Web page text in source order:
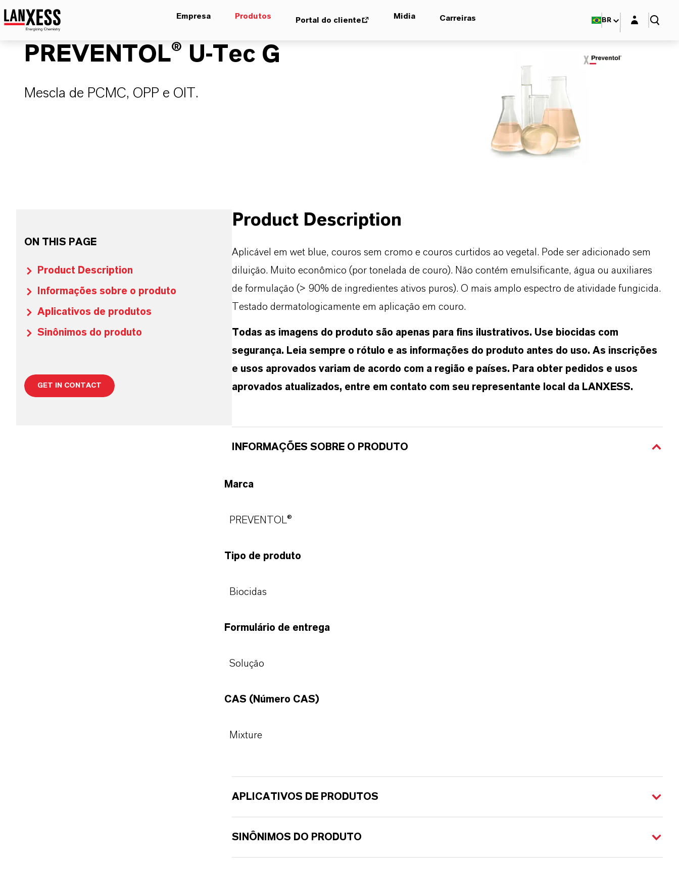
Empresa Produtos Portal do cliente Midia Carreiras BR Login layer
PREVENTOL® U-Tec G
Mescla de PCMC, OPP e OIT.
ON THIS PAGE
Product Description
Informações sobre o produto
Aplicativos de produtos
Sinônimos do produto
GET IN CONTACT
Product Description
Aplicável em wet blue, couros sem cromo e couros curtidos ao vegetal. Pode ser adicionado sem
diluição. Muito econômico (por tonelada de couro). Não contém emulsificante, água ou auxiliares
de formulação (> 90% de ingredientes ativos puros). O mais amplo espectro de atividade fungicida.
Testado dermatologicamente em aplicação em couro.
Todas as imagens do produto são apenas para fins ilustrativos. Use biocidas com
segurança. Leia sempre o rótulo e as informações do produto antes do uso. As inscrições
e usos aprovados variam de acordo com a região e países. Para obter pedidos e usos
aprovados atualizados, entre em contato com seu representante local da LANXESS.
INFORMAÇÕES SOBRE O PRODUTO
Marca
PREVENTOL®
Tipo de produto
Biocidas
Formulário de entrega
Solução
CAS (Número CAS)
Mixture
APLICATIVOS DE PRODUTOS
SINÔNIMOS DO PRODUTO